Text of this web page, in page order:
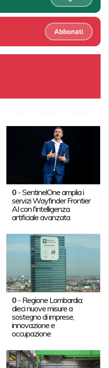
Abbonati
0 -SentinelOne amplia i
servizi Wayfinder Frontier
AI con l'intelligenza
artificiale avanzata
0 - Regione Lombardia:
dieci nuove misure a
sostegno di imprese,
innovazione e
occupazione